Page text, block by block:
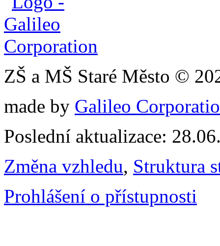
ZŠ a MŠ Staré Město ©
made by Galileo
Poslední aktualizace:
Změna vzhledu, Struktura
Prohlášení o přístupnosti